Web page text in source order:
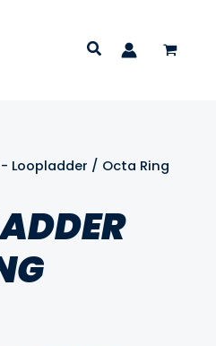
Loopladder / Octa Ring